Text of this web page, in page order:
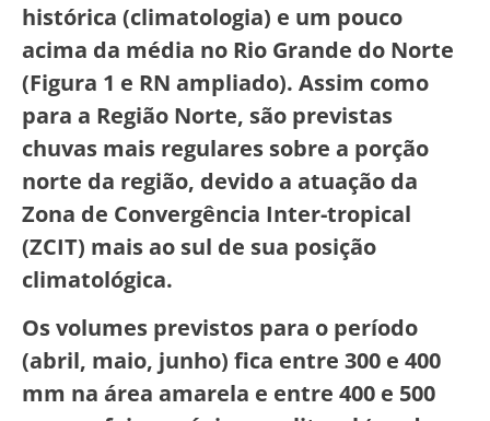
histórica (climatologia) e um pouco
acima da média no Rio Grande do Norte
(Figura 1 e RN ampliado). Assim como
para a Região Norte, são previstas
chuvas mais regulares sobre a porção
norte da região, devido a atuação da
Zona de Convergência Inter-tropical
(ZCIT) mais ao sul de sua posição
climatológica.
Os volumes previstos para o período
(abril, maio, junho) fica entre 300 e 400
mm na área amarela e entre 400 e 500